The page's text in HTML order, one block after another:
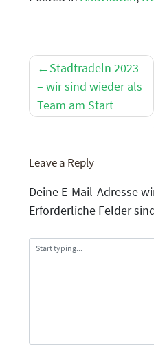
Beitragsnavigation
Stadtradeln 2023
– wir sind wieder als
Team am Start
Leave a Reply
Deine E-Mail-Adresse
Erforderliche Felder